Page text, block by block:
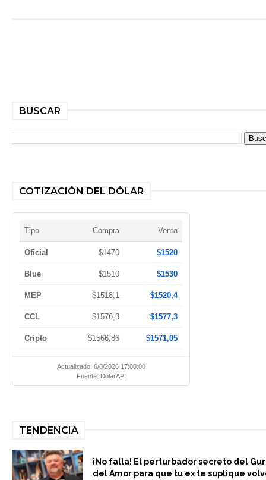
BUSCAR
COTIZACIÓN DEL DÓLAR
Tipo Compra Venta
Oficial $1470 $1520
Blue $1510 $1530
MEP $1518,1 $1520,4
CCL $1576,3 $1577,3
Cripto $1566,86 $1571,05
Actualizado: 6/8/2026 17:00:00
Fuente: DolarAPI
TENDENCIA
¡No falla! El perturbador secreto del
del Amor para que tu ex te suplique